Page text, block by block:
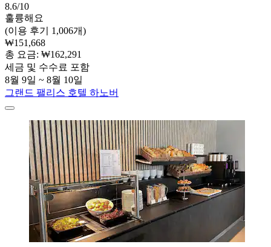
8.6/10
훌륭해요
(이용 후기 1,006개)
₩151,668
총 요금: ₩162,291
세금 및 수수료 포함
8월 9일 ~ 8월 10일
그랜드 팰리스 호텔 하노버